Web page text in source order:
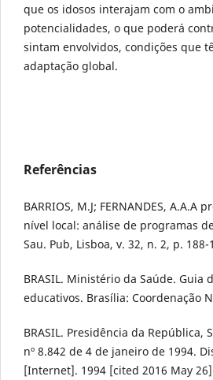
que os idosos interajam com o
potencialidades, o que poderá
sintam envolvidos, condições que
adaptação global.
Referências
BARRIOS, M.J; FERNANDES,
nível local: análise de programas
Sau. Pub, Lisboa, v. 32, n. 2, p. 188-
BRASIL. Ministério da Saúde. Guia
educativos. Brasília: Coordenação
BRASIL. Presidência da República,
nº 8.842 de 4 de janeiro de 1994.
[Internet]. 1994 [cited 2016 May